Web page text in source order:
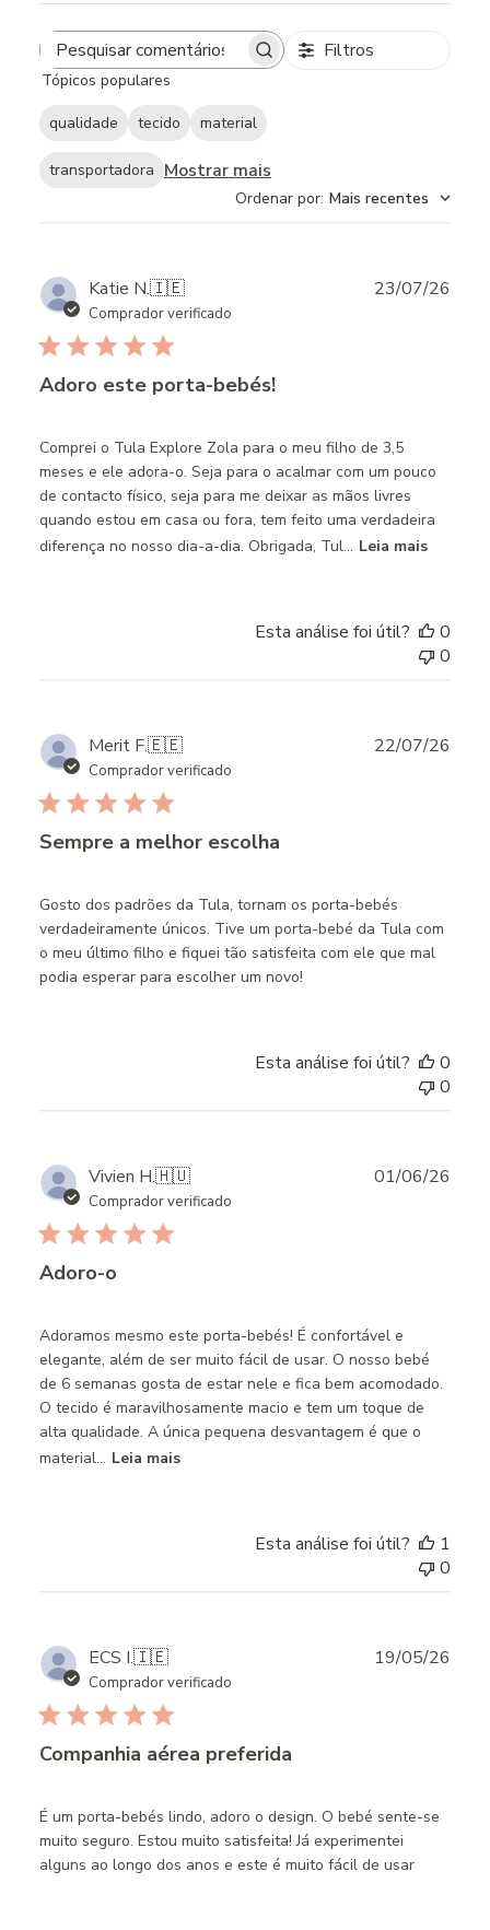
Search
reviews
Filtros
Tópicos populares
qualidade tecido material
transportadora Mostrar mais
Ordenar por: Mais recentes
Katie N.🇮🇪
Comprador verificado
Adoro este porta-bebés!
Comprei o Tula Explore Zola para o meu filho de 3,5
meses e ele adora-o. Seja para o acalmar com um pouco
de contacto físico, seja para me deixar as mãos livres
quando estou em casa ou fora, tem feito uma verdadeira
diferença no nosso dia-a-dia. Obrigada, Tul... Leia mais
23/07/26
Esta análise foi útil?
0
0
Merit F.🇪🇪
Comprador verificado
Sempre a melhor escolha
Gosto dos padrões da Tula, tornam os porta-bebés
verdadeiramente únicos. Tive um porta-bebé da Tula com
o meu último filho e fiquei tão satisfeita com ele que mal
podia esperar para escolher um novo!
22/07/26
Esta análise foi útil?
0
0
Vivien H.🇭🇺
Comprador verificado
Adoro-o
Adoramos mesmo este porta-bebés! É confortável e
elegante, além de ser muito fácil de usar. O nosso bebé
de 6 semanas gosta de estar nele e fica bem acomodado.
O tecido é maravilhosamente macio e tem um toque de
alta qualidade. A única pequena desvantagem é que o
material... Leia mais
01/06/26
Esta análise foi útil?
1
0
ECS I.🇮🇪
Comprador verificado
Companhia aérea preferida
É um porta-bebés lindo, adoro o design. O bebé sente-se
muito seguro. Estou muito satisfeita! Já experimentei
alguns ao longo dos anos e este é muito fácil de usar
19/05/26